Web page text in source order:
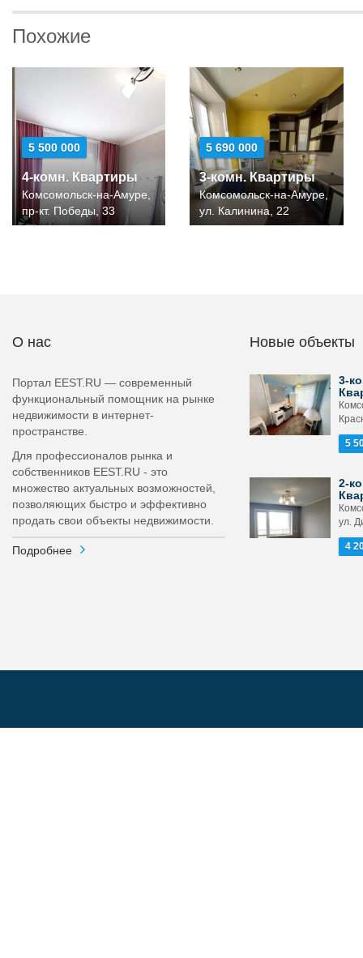
Похожие
5 500 000
4-комн. Квартиры
Комсомольск-на-Амуре,
пр-кт. Победы, 33
5 690 000
3-комн. Квартиры
Комсомольск-на-Амуре,
ул. Калинина, 22
О нас
Портал EEST.RU — современный
функциональный помощник на рынке
недвижимости в интернет-
пространстве.
Для профессионалов рынка и
собственников EEST.RU - это
множество актуальных возможностей,
позволяющих быстро и эффективно
продать свои объекты недвижимости.
Подробнее
Новые объекты
3-
5
2-
ул.
4